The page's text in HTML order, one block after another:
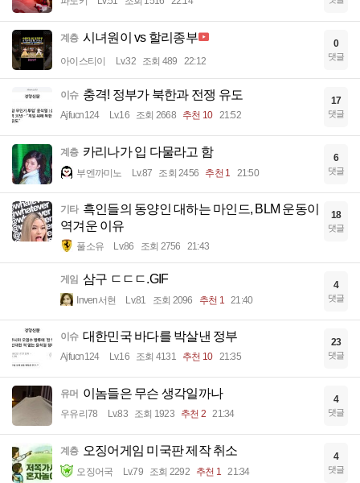
계층 시녀원이 vs 할리종부
아이스티이 Lv.32 조회 489 22:12
0
댓글
이슈 충격! 정부가 북한과 전쟁 유도
Ajfucn124 Lv.16 조회 2668 추천 10 21:52
17
댓글
계층 카리나가 입 다물라고 함
부엔까미노 Lv.87 조회 2456 추천 1 21:50
6
댓글
기타 흑인들의 동양인 대하는 마인드, BLM 운동이
역겨운 이유
풀소유 Lv.86 조회 2756 21:43
18
댓글
게임 삼구 ㄷㄷㄷ.GIF
Inven서현 Lv.81 조회 2096 추천 1 21:40
4
댓글
이슈 대한민국 바다를 박살낸 정부
Ajfucn124 Lv.16 조회 4131 추천 10 21:35
23
댓글
유머 이놈들은 무슨 생각일까나
우유리78 Lv.83 조회 1923 추천 2 21:34
4
댓글
계층 오징어게임 미국판 제작 취소
오징어국 Lv.79 조회 2292 추천 1 21:34
4
댓글